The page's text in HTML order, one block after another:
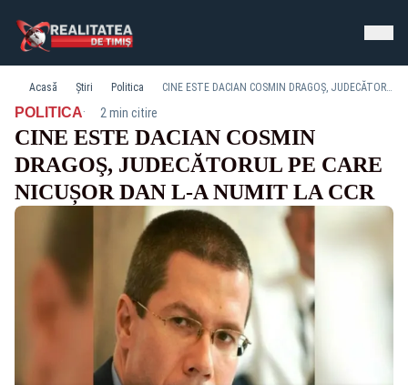
Acasă Știri Politica CINE ESTE DACIAN COSMIN DRAGOŞ, JUDECĂTORUL PE CARE NICUȘOR DAN L-A NUMIT LA CCR
POLITICA· 2 min citire
CINE ESTE DACIAN COSMIN
DRAGOŞ, JUDECĂTORUL PE CARE
NICUȘOR DAN L-A NUMIT LA CCR